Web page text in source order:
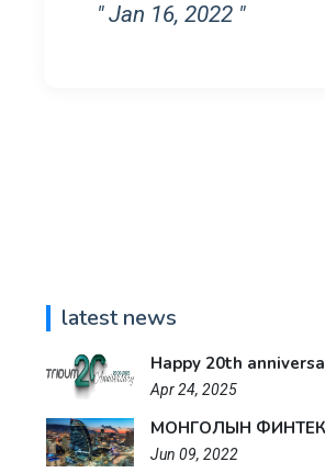
" Jan 16, 2022 "
latest news
Happy 20th
Apr 24, 2025
МОНГОЛЫН
Jun 09, 2022